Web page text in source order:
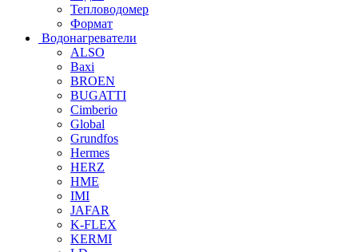
Тепловодомер
Формат
Водонагреватели
ALSO
Baxi
BROEN
BUGATTI
Cimberio
Global
Grundfos
Hermes
HERZ
HME
IMI
JAFAR
K-FLEX
KERMI